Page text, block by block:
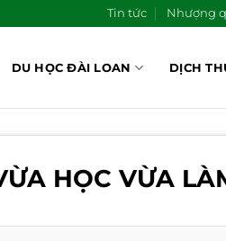
Tin tức Nhượng
DU HỌC ĐÀI LOAN DỊCH
HỌC VỪA